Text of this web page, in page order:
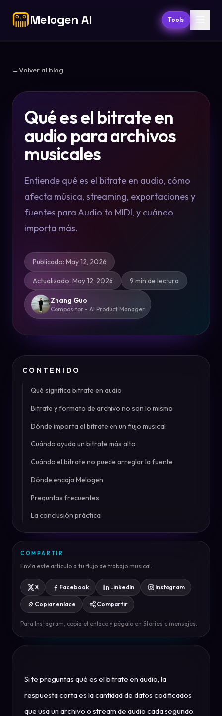
Melogen AI Tools
←Volver al blog
Qué es el bitrate en
audio para archivos
musicales
Entiende qué es el bitrate en audio, cómo
afecta música, streaming, exportaciones y
fuentes para Audio to MIDI, y cuándo
importa más.
Publicado: May 12, 2026
Actualizado: May 12, 2026 9 min de lectura
Zhang Guo
Compositor - AI Product Manager
CONTENIDO
Qué significa bitrate en audio
Bitrate y formato de archivo no son lo mismo
Dónde importa el bitrate en un flujo musical
Cuándo ayuda un bitrate más alto
Cuándo el bitrate no puede arreglar la fuente
Dónde encaja Melogen
Preguntas frecuentes
La conclusión práctica
COMPARTIR
Envía este artículo a tu flujo de trabajo musical.
X Facebook LinkedIn Instagram
Copiar enlace Compartir
Para Instagram, copia el enlace y pégalo en Stories o mensajes.
Si te preguntas qué es el bitrate en audio, la
respuesta corta es la cantidad de datos codificados
que usa un archivo o stream de audio cada segundo.